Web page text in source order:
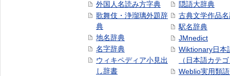
外国人名読み方字典
歌舞伎・浄瑠璃外題辞
典
地名辞典
名字辞典
ウィキペディア小見出
し辞書
隠語大辞典
古典文学作品
駅名辞典
JMnedict
Wiktionary日本
（日本語カテ
Weblio実用類